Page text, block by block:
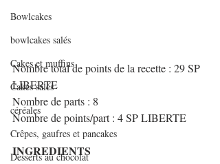
Bowlcakes
bowlcakes salés
Cakes et muffins
Cakes salés
céréales
Crêpes, gaufres et pancakes
Desserts au chocolat
Nombre total de points de la recette : 29 SP
LIBERTE
Nombre de parts : 8
Nombre de points/part : 4 SP LIBERTE
INGREDIENTS